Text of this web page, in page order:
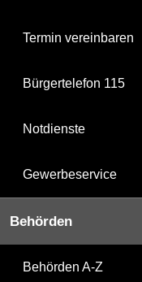
Termin vereinbaren
Bürgertelefon 115
Notdienste
Gewerbeservice
Behörden
Behörden A-Z